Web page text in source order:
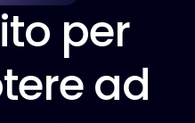
per
ad